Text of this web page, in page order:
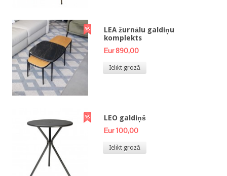
LEA žurnālu galdiņu
komplekts
Eur 890,00
Ielikt grozā
LEO galdiņš
Eur 100,00
Ielikt grozā